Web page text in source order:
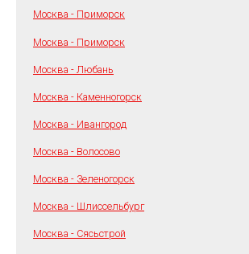
Москва - Приморск
Москва - Приморск
Москва - Любань
Москва - Каменногорск
Москва - Ивангород
Москва - Волосово
Москва - Зеленогорск
Москва - Шлиссельбург
Москва - Сясьстрой